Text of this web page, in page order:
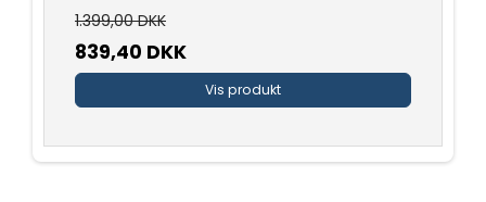
1.399,00 DKK
839,40 DKK
Vis produkt